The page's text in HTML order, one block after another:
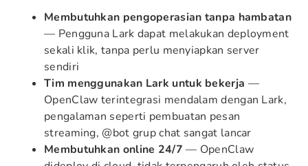
Membutuhkan pengoperasian tanpa hambatan
— Pengguna Lark dapat melakukan deployment
sekali klik, tanpa perlu menyiapkan server
sendiri
Tim menggunakan Lark untuk bekerja —
OpenClaw terintegrasi mendalam dengan Lark,
pengalaman seperti pembuatan pesan
streaming, @bot grup chat sangat lancar
Membutuhkan online 24/7 — OpenClaw